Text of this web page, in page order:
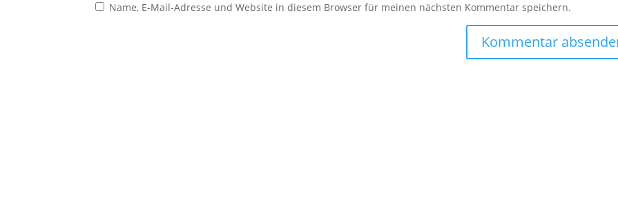
Name, E-Mail-Adresse und Website in diesem Browser für meinen nächsten Kommentar speichern.